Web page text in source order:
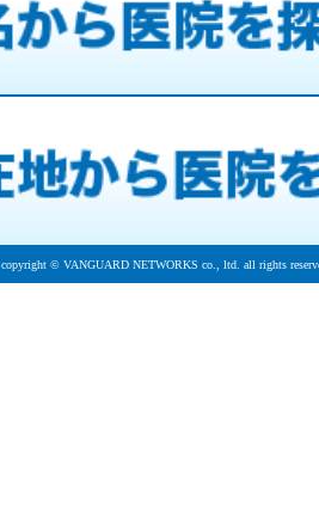
copyright © VANGUARD NETWORKS co., ltd. all rights